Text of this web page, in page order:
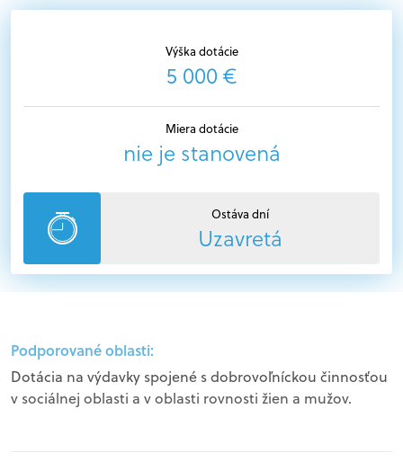
Výška dotácie
5 000 €
Miera dotácie
nie je stanovená
Ostáva dní
Uzavretá
Podporované oblasti:
Dotácia na výdavky spojené s dobrovoľníckou činnosťou
v sociálnej oblasti a v oblasti rovnosti žien a mužov.